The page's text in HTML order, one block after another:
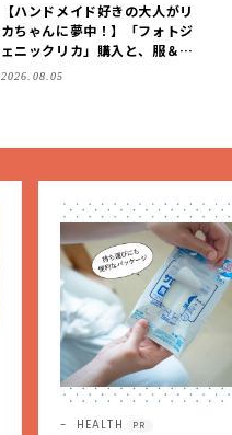
【ハンドメイド好きの大人がリ
カちゃんに夢中！】「フォトジ
ェニックリカ」購入と、服＆ク
ローゼットの手づくり実例をご
2026.08.05
LIFE